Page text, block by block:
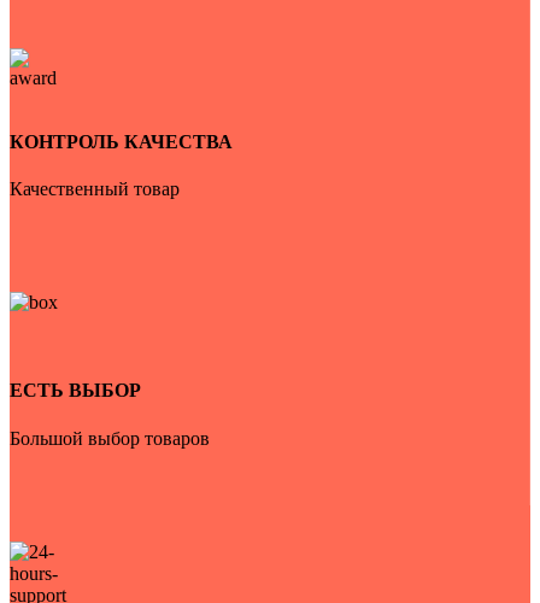
КОНТРОЛЬ КАЧЕСТВА
Качественный товар
ЕСТЬ ВЫБОР
Большой выбор товаров